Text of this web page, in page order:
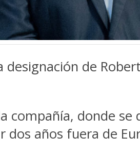
de
compañía, donde
años fuera de